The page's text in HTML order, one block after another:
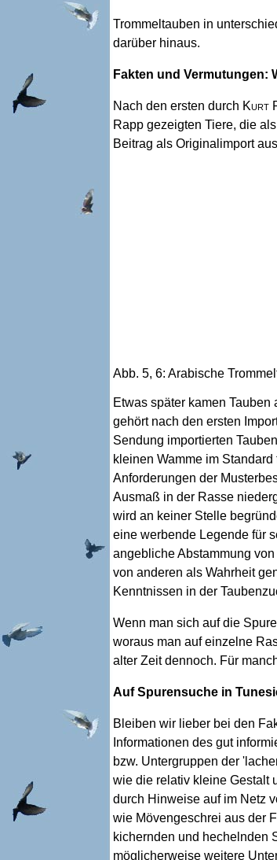
Trommeltauben in
darüber hinaus.
Fakten und Vermutungen:
Nach den ersten durch Kurt
Rapp gezeigten Tiere, die
Beitrag als Originalimport
Abb. 5, 6: Arabische
Etwas später kamen Tauben
gehört nach den ersten
Sendung importierten
kleinen Wamme im
Anforderungen der
Ausmaß in der Rasse
wird an keiner Stelle
eine werbende Legende für
angebliche Abstammung
von anderen als Wahrheit
Kenntnissen in der
Wenn man sich auf die
woraus man auf einzelne
alter Zeit dennoch. Für
Auf Spurensuche in
Bleiben wir lieber bei den
Informationen des gut
bzw. Untergruppen der
wie die relativ kleine Gestalt
durch Hinweise auf im Netz
wie Mövengeschrei aus der
kichernden und hechelnden
möglicherweise weitere